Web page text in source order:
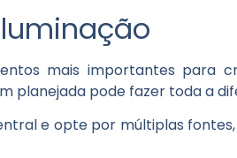
mais importantes para
planejada pode fazer toda a
e opte por múltiplas